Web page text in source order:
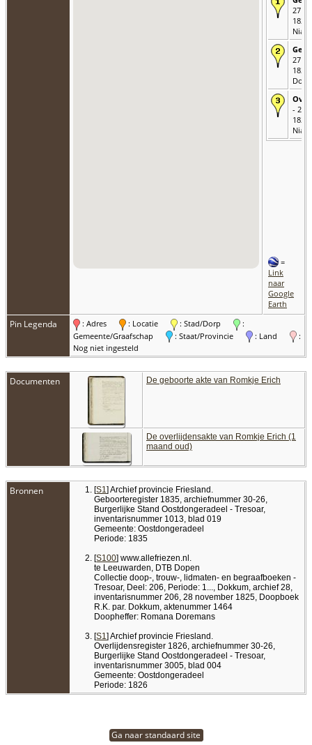
27
1825
27
1825
- 22
1826
=
Link
naar
Google
Earth
Pin Legenda : Adres : Locatie : Stad/Dorp
:
Gemeente/Graafschap
: Staat/Provincie : Land
:
Nog niet ingesteld
Documenten De geboorte akte van Romkje Erich
De overlijdensakte van Romkje Erich (1
maand oud)
Bronnen [S1] Archief provincie Friesland.
Geboorteregister 1835, archiefnummer 30-26,
Burgerlijke Stand Oostdongeradeel - Tresoar,
inventarisnummer 1013, blad 019
Gemeente: Oostdongeradeel
Periode: 1835
[S100] www.allefriezen.nl.
te Leeuwarden, DTB Dopen
Collectie doop-, trouw-, lidmaten- en begraafboeken -
Tresoar, Deel: 206, Periode: 1..., Dokkum, archief 28,
inventaris­num­mer 206, 28 november 1825, Doopboek
R.K. par. Dokkum, aktenummer 1464
Doopheffer: Romana Doremans
[S1] Archief provincie Friesland.
Overlijdensregister 1826, archiefnummer 30-26,
Burgerlijke Stand Oostdongeradeel - Tresoar,
inventarisnummer 3005, blad 004
Gemeente: Oostdongeradeel
Periode: 1826
Ga naar standaard site